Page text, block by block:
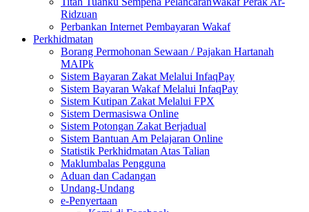
Ridzuan
Perbankan Internet Pembayaran Wakaf
Perkhidmatan
Borang Permohonan Sewaan / Pajakan Hartanah
MAIPk
Sistem Bayaran Zakat Melalui InfaqPay
Sistem Bayaran Wakaf Melalui InfaqPay
Sistem Kutipan Zakat Melalui FPX
Sistem Dermasiswa Online
Sistem Potongan Zakat Berjadual
Sistem Bantuan Am Pelajaran Online
Statistik Perkhidmatan Atas Talian
Maklumbalas Pengguna
Aduan dan Cadangan
Undang-Undang
e-Penyertaan